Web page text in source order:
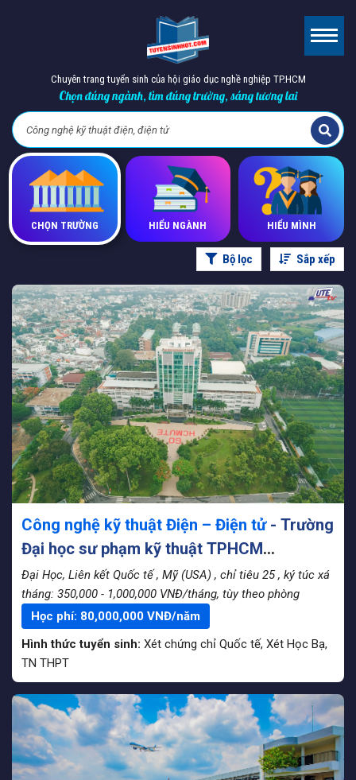
Chuyên trang tuyển sinh của hội giáo dục nghề nghiệp TP.HCM
Chọn đúng ngành, tìm đúng trường, sáng tương lai
HIỂU MÌNH
HIỂU NGÀNH
CHỌN TRƯỜNG
Bộ lọc Sắp xếp
Công nghệ kỹ thuật Điện – Điện tử - Trường
Đại học sư phạm kỹ thuật TPHCM
(HCMUTE_L)
Đại Học, Liên kết Quốc tế , Mỹ (USA) , chỉ tiêu 25 , ký túc xá
tháng: 350,000 - 1,000,000 VNĐ/tháng, tùy theo phòng
Học phí: 80,000,000 VNĐ/năm
Hình thức tuyển sinh: Xét chứng chỉ Quốc tế, Xét Học Bạ,
TN THPT